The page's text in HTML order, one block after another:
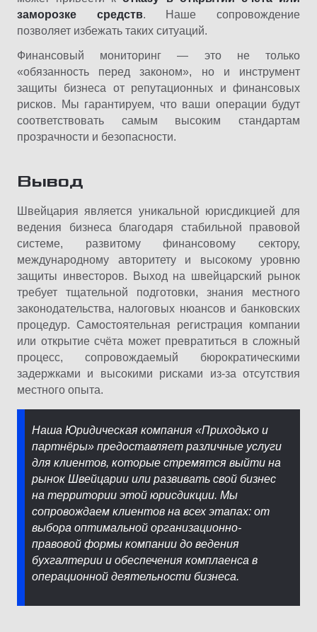
заморозке средств. Наше сопровождение
позволяет избежать таких ситуаций.
Финансовый мониторинг — это не только
«обязанность перед законом», но и инструмент
защиты бизнеса от репутационных и финансовых
рисков. Мы гарантируем, что ваши операции будут
соответствовать самым высоким стандартам
прозрачности и безопасности.
Вывод
Швейцария является уникальной юрисдикцией для
ведения бизнеса благодаря стабильной правовой
системе, развитому финансовому сектору,
международному авторитету и высокому уровню
защиты инвесторов. Выход на швейцарский рынок
требует тщательной подготовки, знания местного
законодательства, налоговых нюансов и банковских
процедур. Самостоятельная регистрация компании
или открытие счёта может превратиться в сложный
процесс, сопровождаемый бюрократическими
задержками и высокими рисками из-за отсутствия
местного опыта.
Наша Юридическая компания «Приходько и
партнёры» предоставляет различные услуги
для клиентов, которые стремятся выйти на
рынок Швейцарии или развивать свой бизнес
на территории этой юрисдикции. Мы
сопровождаем клиентов на всех этапах: от
выбора оптимальной организационно-
правовой формы компании до ведения
бухгалтерии и обеспечения комплаенса в
операционной деятельности бизнеса.